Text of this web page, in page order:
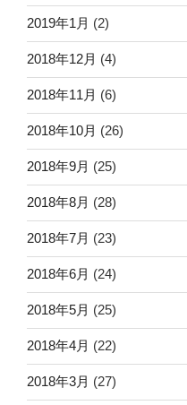
2019年1月 (2)
2018年12月 (4)
2018年11月 (6)
2018年10月 (26)
2018年9月 (25)
2018年8月 (28)
2018年7月 (23)
2018年6月 (24)
2018年5月 (25)
2018年4月 (22)
2018年3月 (27)